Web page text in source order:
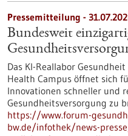
Pressemitteilung -
Bundesweit
Das KI-Reallabor
Health Campus öffnet sich
Innovationen schneller und
Gesundheitsversorgung zu
https://www.forum-
bw.de/infothek/news-